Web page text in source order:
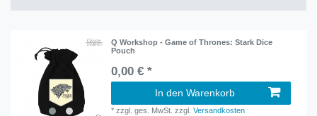
Q Workshop - Game of Thrones: Stark Dice
Pouch
0,00 € *
In den Warenkorb
*zzgl. ges. MwSt. zzgl.Versandkosten